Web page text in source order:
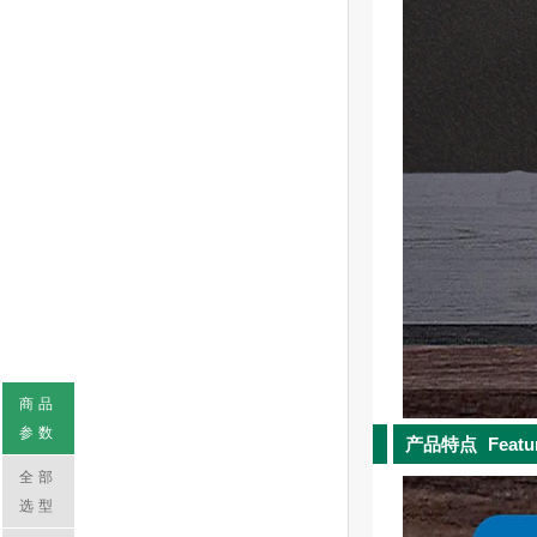
产品特点
商品
参数
全部
选型